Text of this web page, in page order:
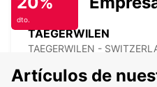
TAEGERWILEN
TAEGERWILEN -
dto.
Artículos de